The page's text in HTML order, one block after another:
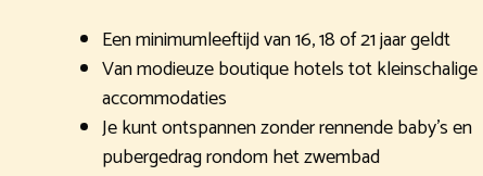
Een minimumleeftijd van 16, 18 of 21 jaar geldt
Van modieuze boutique hotels tot kleinschalige
accommodaties
Je kunt ontspannen zonder rennende baby’s en
pubergedrag rondom het zwembad